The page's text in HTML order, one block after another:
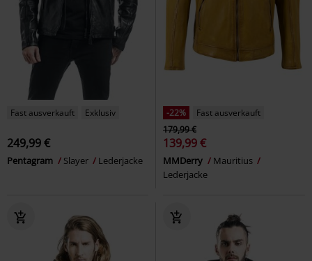
Fast ausverkauft Exklusiv
249,99 €
Pentagram Slayer Lederjacke
-22%
Fast ausverkauft
179,99 €
139,99 €
MMDerry
Mauritius
Lederjacke